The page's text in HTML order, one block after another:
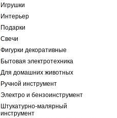
Игрушки
Интерьер
Подарки
Свечи
Фигурки декоративные
Бытовая электротехника
Для домашних животных
Ручной инструмент
Электро и бензоинструмент
Штукатурно-малярный
инструмент